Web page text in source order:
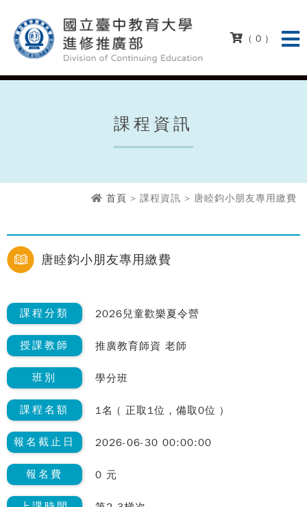
( 0 )
課程資訊
首頁 > 課程資訊 > 唐睦鈞小朋友專用繳費
唐睦鈞小朋友專用繳費
課程分類 2026兒童歡樂夏令營
授課教師 推廣教育師資 老師
班別 學分班
課程名額 1名 ( 正取1位，備取0位 )
報名截止日 2026-06-30 00:00:00
報名費 0 元